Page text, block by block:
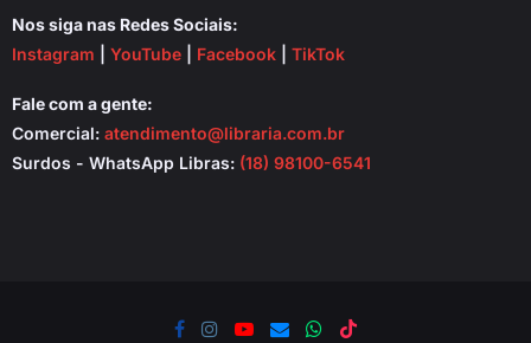
Nos siga nas Redes Sociais:
Instagram
YouTube Facebook TikTok
Fale com a gente:
Comercial: atendimento@libraria.com.br
Surdos - WhatsApp Libras: (18) 98100-6541